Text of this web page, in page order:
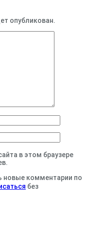
опубликован.
в этом браузере
новые комментарии по
без